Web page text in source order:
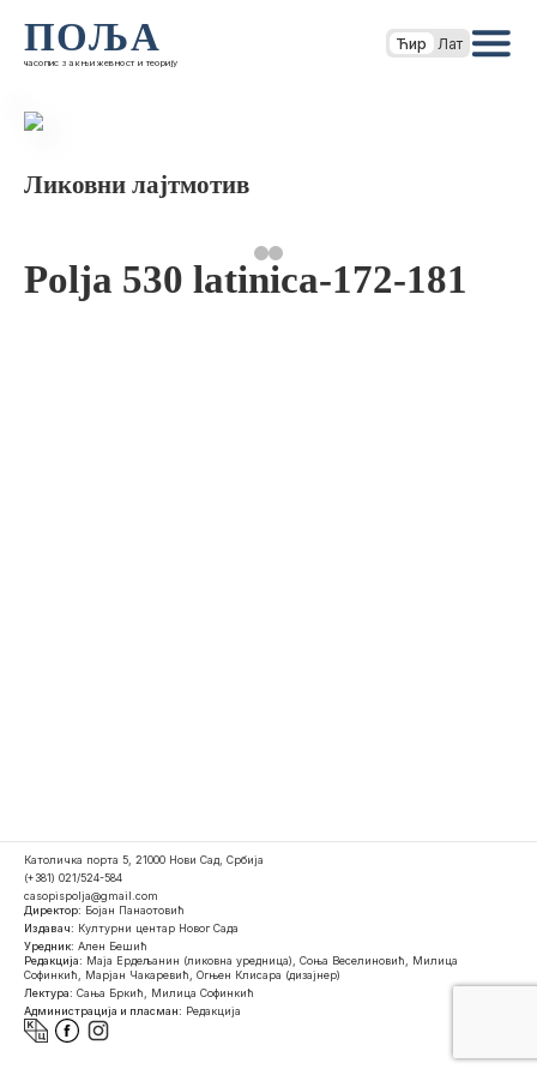
ПОЉА
часопис за књижевност и теорију
Ћир Лат
Ликовни лајтмотив
Polja 530 latinica-172-181
Католичка порта 5, 21000 Нови Сад, Србија
(+381) 021/524-584
casopispolja@gmail.com
Директор: Бојан Панаотовић
Издавач: Културни центар Новог Сада
Уредник: Ален Бешић
Редакција: Маја Ердељанин (ликовна уредница), Соња Веселиновић, Милица
Софинкић, Марјан Чакаревић, Огњен Клисара (дизајнер)
Лектура: Сања Бркић, Милица Софинкић
Администрација и пласман: Редакција